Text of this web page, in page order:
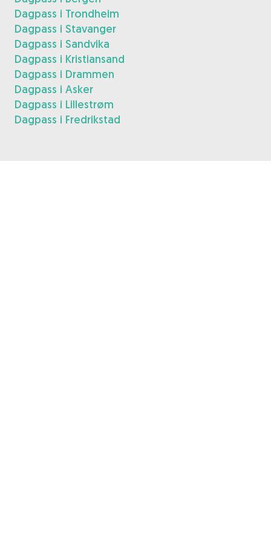
Dagpass i Trondheim
Dagpass i Stavanger
Dagpass i Sandvika
Dagpass i Kristiansand
Dagpass i Drammen
Dagpass i Asker
Dagpass i Lillestrøm
Dagpass i Fredrikstad